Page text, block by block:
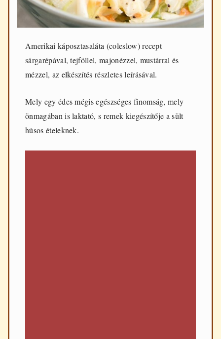
Amerikai káposztasaláta (coleslow) recept
sárgarépával, tejföllel, majonézzel, mustárral és
mézzel, az elkészítés részletes leírásával.
Mely egy édes mégis egészséges finomság, mely
önmagában is laktató, s remek kiegészítője a sült
húsos ételeknek.